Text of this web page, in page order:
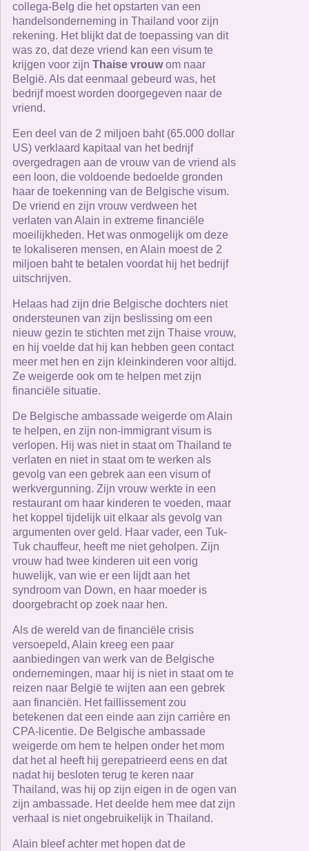
collega-Belg die het opstarten van een
handelsonderneming in Thailand voor zijn
rekening. Het blijkt dat de toepassing van dit
was zo, dat deze vriend kan een visum te
krijgen voor zijn Thaise vrouwom naar
België. Als dat eenmaal gebeurd was, het
bedrijf moest worden doorgegeven naar de
vriend.
Een deel van de 2 miljoen baht (65.000 dollar
US) verklaard kapitaal van het bedrijf
overgedragen aan de vrouw van de vriend als
een loon, die voldoende bedoelde gronden
haar de toekenning van de Belgische visum.
De vriend en zijn vrouw verdween het
verlaten van Alain in extreme financiële
moeilijkheden. Het was onmogelijk om deze
te lokaliseren mensen, en Alain moest de 2
miljoen baht te betalen voordat hij het bedrijf
uitschrijven.
Helaas had zijn drie Belgische dochters niet
ondersteunen van zijn beslissing om een ​​
nieuw gezin te stichten met zijn Thaise vrouw,
en hij voelde dat hij kan hebben geen contact
meer met hen en zijn kleinkinderen voor altijd.
Ze weigerde ook om te helpen met zijn
financiële situatie.
De Belgische ambassade weigerde om Alain
te helpen, en zijn non-immigrant visum is
verlopen. Hij was niet in staat om Thailand te
verlaten en niet in staat om te werken als
gevolg van een gebrek aan een visum of
werkvergunning. Zijn vrouw werkte in een
restaurant om haar kinderen te voeden, maar
het koppel tijdelijk uit elkaar als gevolg van
argumenten over geld. Haar vader, een Tuk-
Tuk chauffeur, heeft me niet geholpen. Zijn
vrouw had twee kinderen uit een vorig
huwelijk, van wie er een lijdt aan het
syndroom van Down, en haar moeder is
doorgebracht op zoek naar hen.
Als de wereld van de financiële crisis
versoepeld, Alain kreeg een paar
aanbiedingen van werk van de Belgische
ondernemingen, maar hij is niet in staat om te
reizen naar België te wijten aan een gebrek
aan financiën. Het faillissement zou
betekenen dat een einde aan zijn carrière en
CPA-licentie. De Belgische ambassade
weigerde om hem te helpen onder het mom
dat het al heeft hij gerepatrieerd eens en dat
nadat hij besloten terug te keren naar
Thailand, was hij op zijn eigen in de ogen van
zijn ambassade. Het deelde hem mee dat zijn
verhaal is niet ongebruikelijk in Thailand.
Alain bleef achter met hopen dat de